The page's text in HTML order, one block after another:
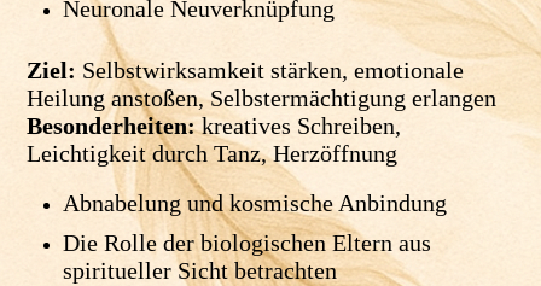
Neuronale Neuverknüpfung
Ziel: Selbstwirksamkeit stärken, emotionale
Heilung anstoßen, Selbstermächtigung erlangen
Besonderheiten:kreatives Schreiben,
Leichtigkeit durch Tanz, Herzöffnung
Abnabelung und kosmische Anbindung
Die Rolle der biologischen Eltern aus
spiritueller Sicht betrachten